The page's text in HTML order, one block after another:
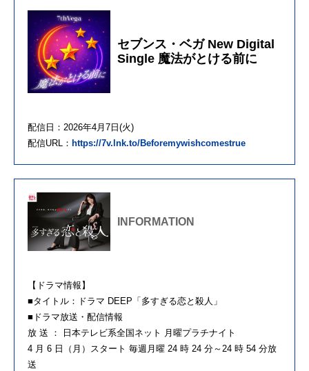
セブンス・ベガ New Digital
Single 魔法がとける前に
配信日：2026年4月7日(火)
配信URL： https://7v.lnk.to/Beforemywishcomestrue
INFORMATION
【ドラマ情報】
■タイトル：ドラマ DEEP「多すぎる恋と殺人」
■ドラマ放送・配信情報
放 送 ： 日本テレビ系全国ネット 月曜プラチナイト
4 月 6 日（月）スタート 毎週月曜 24 時 24 分～24 時 54 分放
送